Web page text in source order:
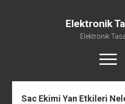
Elektronik
Elektronik
menüyü
aç
Instagram Gizli Hesap
Sac Ekimi Yan Etkileri